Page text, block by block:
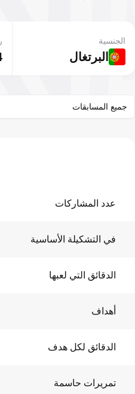
البرتغال
الجنسية
جميع المسابقات
عدد المشاركات
في التشكيلة الأساسية
الدقائق التي لعبها
أهداف
الدقائق لكل هدف
تمريرات حاسمة